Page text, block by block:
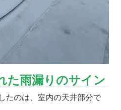
た雨漏りのサイン
たのは、室内の天井部分で